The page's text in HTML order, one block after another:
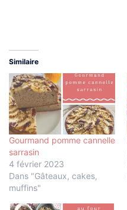
Similaire
Gourmand pomme cannelle
sarrasin
4 février 2023
Dans "Gâteaux, cakes,
muffins"